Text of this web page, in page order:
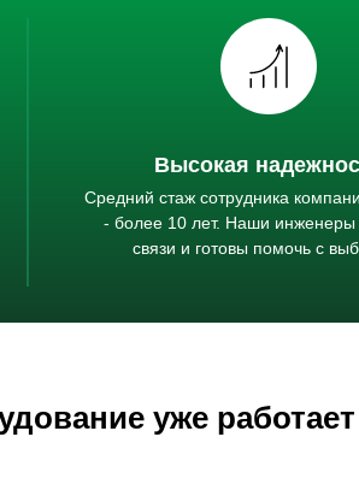
Высокая
Средний стаж сотрудника
- более 10 лет. Наши инженеры
связи и готовы помочь с
уже